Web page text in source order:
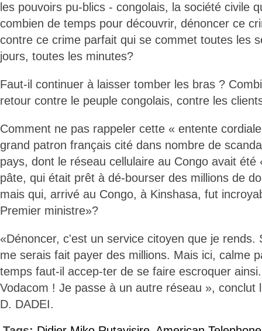
les pouvoirs pu-blics - congolais, la société civile
combien de temps pour découvrir, dénoncer ce
contre ce crime parfait qui se commet toutes les
jours, toutes les minutes?
Faut-il continuer à laisser tomber les bras ?
retour contre le peuple congolais, contre les
Comment ne pas rappeler cette « entente
grand patron français cité dans nombre de
pays, dont le réseau cellulaire au Congo avait été
pâte, qui était prêt à dé-bourser des millions de
mais qui, arrivé au Congo, à Kinshasa, fut
Premier ministre»?
«Dénoncer, c'est un service citoyen que je rends.
me serais fait payer des millions. Mais ici, calme
temps faut-il accep-ter de se faire escroquer
Vodacom ! Je passe à un autre réseau », conclut
D. DADEI.